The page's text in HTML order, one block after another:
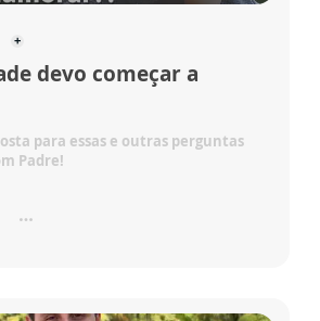
devo começar a
para essas e outras perguntas
Padre!